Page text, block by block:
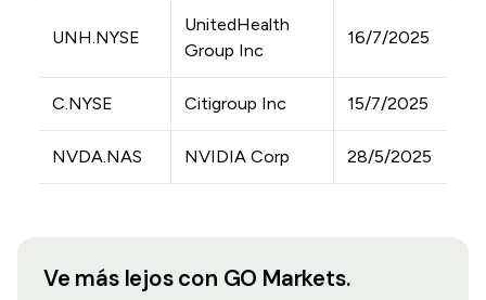
UNH.NYSE
UnitedHealth
Group Inc
16/7/2025
C.NYSE Citigroup Inc 15/7/2025
NVDA.NAS NVIDIA Corp 28/5/2025
Ve más lejos con GO Markets.